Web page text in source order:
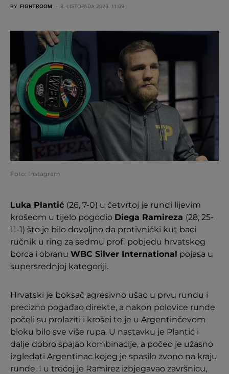
BY FIGHTROOM 8. LISTOPADA 2023. 11:09
Foto: Instagram
Luka Plantić (26, 7-0) u četvrtoj je rundi lijevim
krošeom u tijelo pogodio Diega Ramireza (28, 25-
11-1) što je bilo dovoljno da protivnički kut baci
ručnik u ring za sedmu profi pobjedu hrvatskog
borca i obranu WBC Silver International pojasa u
supersrednjoj kategoriji.
Hrvatski je boksač agresivno ušao u prvu rundu i
precizno pogađao direkte, a nakon polovice runde
počeli su prolaziti i krošei te je u Argentinčevom
bloku bilo sve više rupa. U nastavku je Plantić i
dalje dobro spajao kombinacije, a počeo je užasno
izgledati Argentinac kojeg je spasilo zvono na kraju
runde. I u trećoj je Ramirez izbjegavao završnicu,